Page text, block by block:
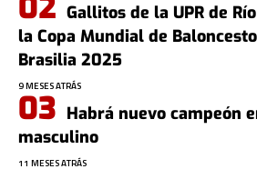
Gallitos de la UPR de
la Copa Mundial de
Brasilia 2025
9 MESES ATRÁS
Habrá nuevo campeón
masculino
11 MESES ATRÁS